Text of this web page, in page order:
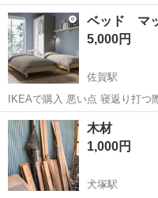
す。、思い出のステッカー付が
佐賀 小城市 東京駅
ベッド マ
5,000円
佐賀駅
IKEAで購入 悪い点 寝返り打つ際に木材の軋む音がする マットレスに
毛玉有り 1つからで大丈夫です。 場所次第では運びます。
https://www.ikea.com/jp/ja/p/
佐賀 佐賀市 佐賀駅
木材
1,000円
犬塚駅